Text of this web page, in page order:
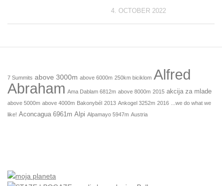
4. OCTOBER 2022
7 Summits above 3000m above 6000m 250km biciklom Alfred
Abraham Ama Dablam 6812m above 8000m 2015 akcija za mlade
above 5000m above 4000m Bakonybél 2013 Ankogel 3252m 2016
...we do what we
like! Aconcagua 6961m Alpi Alpamayo 5947m Austria